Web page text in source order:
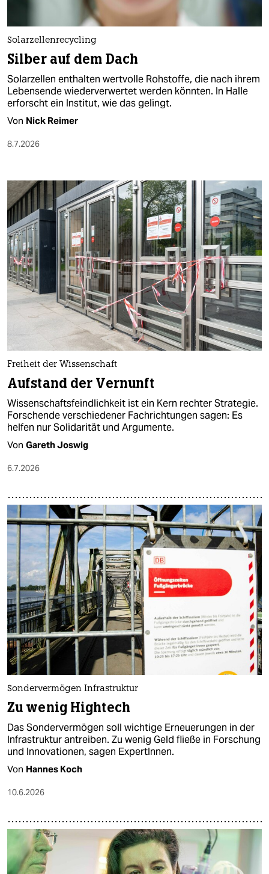
nord
wahrheit
verlag
verlag
unterstützen
abo
genossenschaft
epaper login
Solarzellenrecycling
Silber auf dem Dach
Solarzellen enthalten wertvolle Rohstoffe, die nach ihrem
Lebensende wiederverwertet werden könnten. In Halle
erforscht ein Institut, wie das gelingt.
Von Nick Reimer
8.7.2026
Freiheit der Wissenschaft
Aufstand der Vernunft
Wissenschaftsfeindlichkeit ist ein Kern rechter Strategie.
Forschende verschiedener Fachrichtungen sagen: Es
helfen nur Solidarität und Argumente.
Von Gareth Joswig
6.7.2026
Sondervermögen Infrastruktur
Zu wenig Hightech
Das Sondervermögen soll wichtige Erneuerungen in der
Infrastruktur antreiben. Zu wenig Geld fließe in Forschung
und Innovationen, sagen ExpertInnen.
Von Hannes Koch
10.6.2026